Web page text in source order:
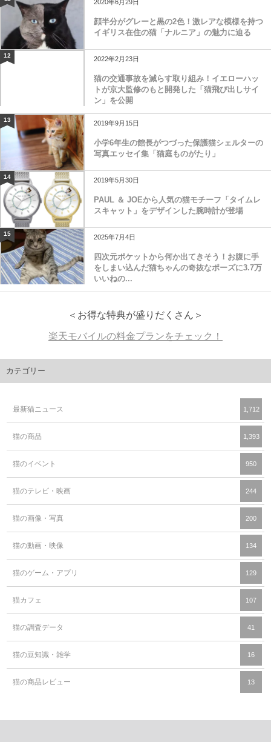
2020年6月29日
顔半分がグレーと黒の2色！激レアな模様を持つ
イギリス在住の猫「ナルニア」の魅力に迫る
12 2022年2月23日
猫の交通事故を減らす取り組み！イエローハッ
トが京大監修のもと開発した「猫飛び出しサイ
ン」を公開
13 2019年9月15日
小学6年生の館長がつづった保護猫シェルターの
写真エッセイ集「猫庭ものがたり」
14 2019年5月30日
PAUL ＆ JOEから人気の猫モチーフ「タイムレ
スキャット」をデザインした腕時計が登場
15 2025年7月4日
四次元ポケットから何か出てきそう！お腹に手
をしまい込んだ猫ちゃんの奇抜なポーズに3.7万
いいねの...
＜お得な特典が盛りだくさん＞
楽天モバイルの料金プランをチェック！
カテゴリー
最新猫ニュース 1,712
猫の商品 1,393
猫のイベント 950
猫のテレビ・映画 244
猫の画像・写真 200
猫の動画・映像 134
猫のゲーム・アプリ 129
猫カフェ 107
猫の調査データ 41
猫の豆知識・雑学 16
猫の商品レビュー 13